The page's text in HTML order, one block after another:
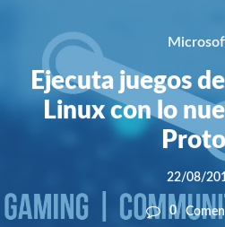
Ejecuta juegos
Linux con lo
22/08/
0